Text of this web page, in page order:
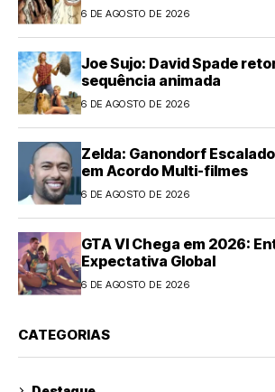
6 DE AGOSTO DE 2026
Joe Sujo: David Spade
sequência animada
6 DE AGOSTO DE 2026
Zelda: Ganondorf
em Acordo Multi-filmes
6 DE AGOSTO DE 2026
GTA VI Chega em 2026:
Expectativa Global
6 DE AGOSTO DE 2026
CATEGORIAS